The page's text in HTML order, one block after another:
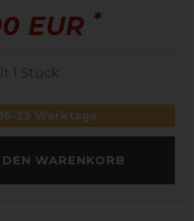
EUR *
1 Stück
25 Werktage
DEN WARENKORB